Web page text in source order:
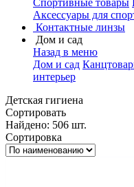
Спортивные товары
Аксессуары для
Контактные линзы
Дом и сад
Назад в меню
Дом и сад
интерьер
Детская гигиена
Сортировать
Найдено: 506 шт.
Сортировка